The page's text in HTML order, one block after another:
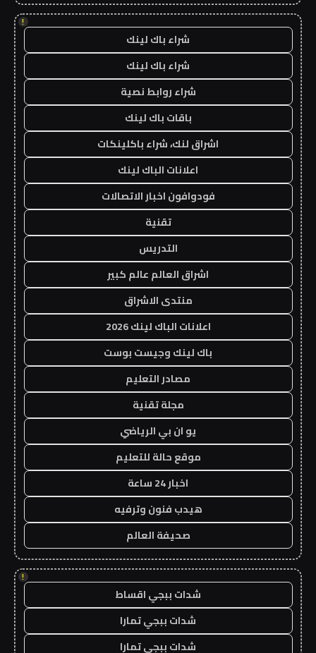
!
شراء باك لينك
شراء باك لينك
شراء روابط نصية
باقات باك لينك
اشراق لنك، شراء باكلينكات
اعلانات الباك لينك
فودوافون اخبار الاتصالات
تقنية
التدريس
اشراق العالم عالم كبير
منتدى الاشراق
اعلانات الباك لينك 2026
باك لينك وجيست بوست
مصادر التعليم
مجلة تقنية
يو ان بي الرياضي
موقع حالة للتعليم
اخبار 24 ساعة
هيدب فنون وترفيه
صحيفة العالم
!
شدات ببجي اقساط
شدات ببجي تمارا
شدات ببجي تمارا